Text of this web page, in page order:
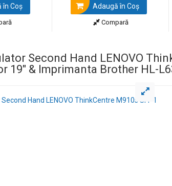
în Coş Adaugă în Coş
Compară
Second Hand LENOVO
19" & Imprimanta Brother HL-